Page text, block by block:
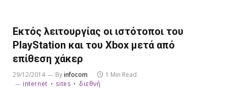
Εκτός λειτουργίας οι ιστότοποι του
PlayStation και του Xbox μετά από
επίθεση χάκερ
29/12/2014 Byinfocom
1 Min Read
internet
sites διεθνή